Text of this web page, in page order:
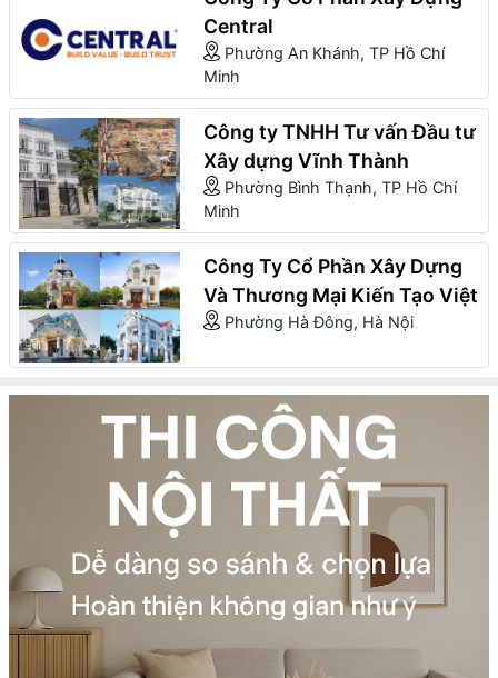
Central
Phường An Khánh, TP Hồ Chí
Minh
Công ty TNHH Tư vấn Đầu tư
Xây dựng Vĩnh Thành
Phường Bình Thạnh, TP Hồ Chí
Minh
Công Ty Cổ Phần Xây Dựng
Và Thương Mại Kiến Tạo Việt
Phường Hà Đông, Hà Nội